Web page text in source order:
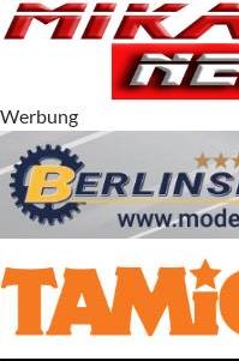
Zum
Inhalt
Werbung